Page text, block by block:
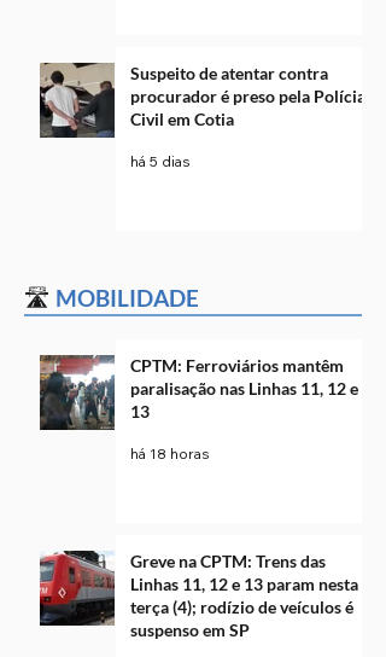
Suspeito de atentar contra
procurador é preso pela Polícia
Civil em Cotia
há 5 dias
🛣️ MOBILIDADE
CPTM: Ferroviários mantêm
paralisação nas Linhas 11, 12 e
13
há 18 horas
Greve na CPTM: Trens das
Linhas 11, 12 e 13 param nesta
terça (4); rodízio de veículos é
suspenso em SP